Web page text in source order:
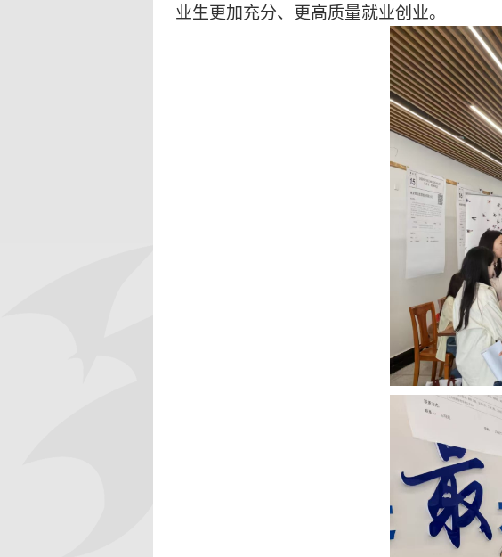
业生更加充分、更高质量就业创业。